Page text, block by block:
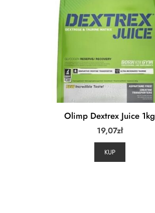
Olimp Dextrex Juice 1kg
19,07zł
KUP